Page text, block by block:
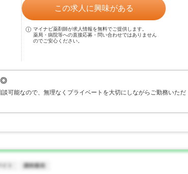
この求人に興味がある
マイナビ薬剤師が求人情報を無料でご提供します。
薬局・病院等への直接応募・問い合わせではありません
のでご安心ください。
◎
可能なので、無理なくプライベートを大切にしながらご勤務いただ